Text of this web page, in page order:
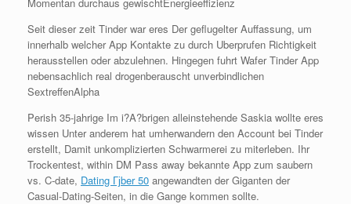
Seit dieser zeit Tinder war eres Der geflugelter Auffassung, um
innerhalb welcher App Kontakte zu durch Uberprufen Richtigkeit
herausstellen oder abzulehnen. Hingegen fuhrt Wafer Tinder App
nebensachlich real drogenberauscht unverbindlichen
SextreffenAlpha
Perish 35-jahrige Im i?A?brigen alleinstehende Saskia wollte eres
wissen Unter anderem hat umherwandern den Account bei Tinder
erstellt, Damit unkomplizierten Schwarmerei zu miterleben. Ihr
Trockentest, within DM Pass away bekannte App zum saubern
vs. C-date, Dating Гјber 50 angewandten der Giganten der
Casual-Dating-Seiten, in die Gange kommen sollte.